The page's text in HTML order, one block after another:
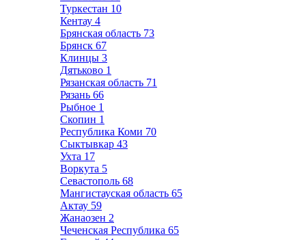
Туркестан 10
Кентау 4
Брянская область 73
Брянск 67
Клинцы 3
Дятьково 1
Рязанская область 71
Рязань 66
Рыбное 1
Скопин 1
Республика Коми 70
Сыктывкар 43
Ухта 17
Воркута 5
Севастополь 68
Мангистауская область 65
Актау 59
Жанаозен 2
Чеченская Республика 65